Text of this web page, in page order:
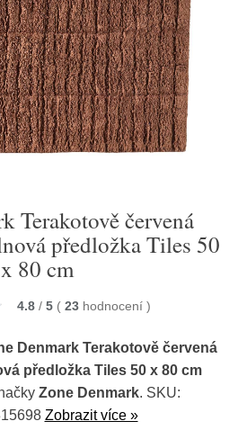
Terakotově červená
předložka Tiles 50
x 80 cm
4.8 / 5 ( 23 hodnocení )
Denmark Terakotově červená
předložka Tiles 50 x 80 cm
Zone Denmark. SKU:
Zobrazit více »